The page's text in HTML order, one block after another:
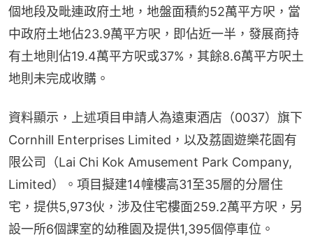
個地段及毗連政府土地，地盤面積約52萬平方呎，當
中政府土地佔23.9萬平方呎，即佔近一半，發展商持
有土地則佔19.4萬平方呎或37%，其餘8.6萬平方呎土
地則未完成收購。
資料顯示，上述項目申請人為遠東酒店（0037）旗下
Cornhill Enterprises Limited，以及荔園遊樂花園有
限公司（Lai Chi Kok Amusement Park Company,
Limited）。項目擬建14幢樓高31至35層的分層住
宅，提供5,973伙，涉及住宅樓面259.2萬平方呎，另
設一所6個課室的幼稚園及提供1,395個停車位。